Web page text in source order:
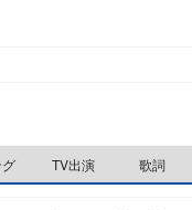
TV出演 歌詞